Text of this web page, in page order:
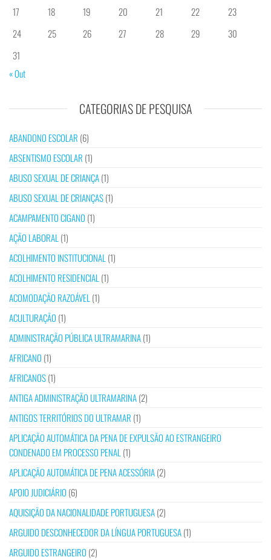
17
18 19 20 21 22
23
24
25 26 27 28 29
30
31
« Out
CATEGORIAS DE PESQUISA
ABANDONO ESCOLAR (6)
ABSENTISMO ESCOLAR (1)
ABUSO SEXUAL DE CRIANÇA(1)
ABUSO SEXUAL DE CRIANÇAS(1)
ACAMPAMENTO CIGANO (1)
AÇÃO LABORAL (1)
ACOLHIMENTO INSTITUCIONAL (1)
ACOLHIMENTO RESIDENCIAL (1)
ACOMODAÇÃO RAZOÁVEL (1)
ACULTURAÇÃO (1)
ADMINISTRAÇÃO PÚBLICA ULTRAMARINA(1)
AFRICANO (1)
AFRICANOS(1)
ANTIGA ADMINISTRAÇÃO ULTRAMARINA(2)
ANTIGOS TERRITÓRIOS DO ULTRAMAR (1)
APLICAÇÃO AUTOMÁTICA DA PENA DE EXPULSÃO AO ESTRANGEIRO
CONDENADO EM PROCESSO PENAL (1)
APLICAÇÃO AUTOMÁTICA DE PENA ACESSÓRIA(2)
APOIO JUDICIÁRIO (6)
AQUISIÇÃO DA NACIONALIDADE PORTUGUESA(2)
ARGUIDO DESCONHECEDOR DA LÍNGUA PORTUGUESA(1)
ARGUIDO ESTRANGEIRO (2)